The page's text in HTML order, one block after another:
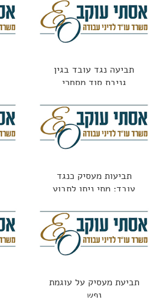
תביעה נגד עובד בגין
גניבת סוד מסחרי
תביעות מעסיק כנגד
עובד: מתי ניתן לתבוע
תביעת מעסיק על עוגמת
נפש